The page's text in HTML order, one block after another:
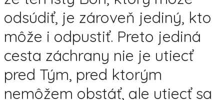
odsúdiť, je zároveň jediný, kto
môže i odpustiť. Preto jediná
cesta záchrany nie je utiecť
pred Tým, pred ktorým
nemôžem obstáť, ale utiecť sa